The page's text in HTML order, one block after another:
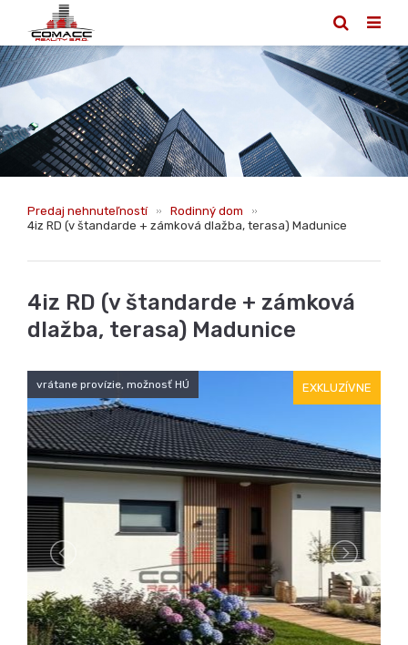
Predaj nehnuteľností
Rodinný dom
4iz RD (v štandarde + zámková dlažba, terasa) Madunice
4iz RD (v štandarde + zámková
dlažba, terasa) Madunice
EXKLUZÍVNE
vrátane provízie, možnosť HÚ